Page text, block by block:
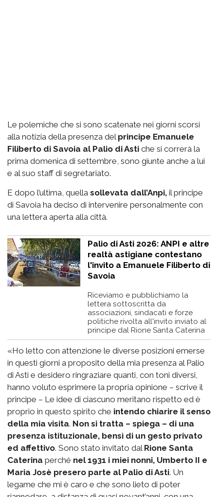
Le polemiche che si sono scatenate nei giorni scorsi
alla notizia della presenza del principe Emanuele
Filiberto di Savoia al Palio di Asti che si correrà la
prima domenica di settembre, sono giunte anche a lui
e al suo staff di segretariato.
E dopo l’ultima, quella sollevata dall’Anpi, il principe
di Savoia ha deciso di intervenire personalmente con
una lettera aperta alla città.
Palio di Asti 2026: ANPI e altre
realtà astigiane contestano
l'invito a Emanuele Filiberto di
Savoia
Riceviamo e pubblichiamo la
lettera sottoscritta da
associazioni, sindacati e forze
politiche rivolta all'invito inviato al
principe dal Rione Santa Caterina
«Ho letto con attenzione le diverse posizioni emerse
in questi giorni a proposito della mia presenza al Palio
di Asti e desidero ringraziare quanti, con toni diversi,
hanno voluto esprimere la propria opinione – scrive il
principe – Le idee di ciascuno meritano rispetto ed è
proprio in questo spirito che intendo chiarire il senso
della mia visita. Non si tratta – spiega – di una
presenza istituzionale, bensì di un gesto privato
ed affettivo. Sono stato invitato dal Rione Santa
Caterina perché nel 1931 i miei nonni, Umberto II e
Maria Josè presero parte al Palio di Asti. Un
legame che mi è caro e che sono lieto di poter